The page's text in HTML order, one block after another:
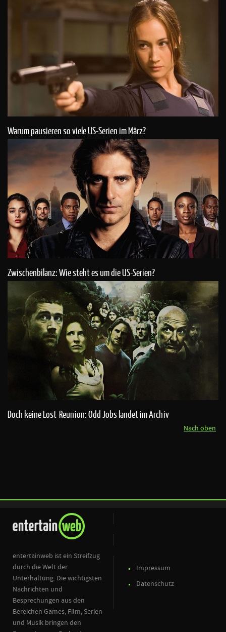
Warum pausieren so viele US-Serien im März?
Zwischenbilanz: Wie steht es um die US-Serien?
Doch keine Lost-Reunion: Odd Jobs landet im Archiv
Nach oben
entertainweb ist ein Streifzug
durch die Welt der
Unterhaltung. Die wichtigsten
Nachrichten und
Besprechungen aus den
Bereichen Games, Film, Serien
und Musik bringen den
Impressum
Datenschutz